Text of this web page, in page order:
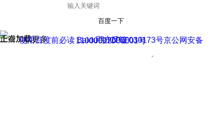
百度一下
正在加载
上滑加载更多 用户反馈
使用百度前必读 Baidu 京ICP证030173号
京公网安备11000002000001号